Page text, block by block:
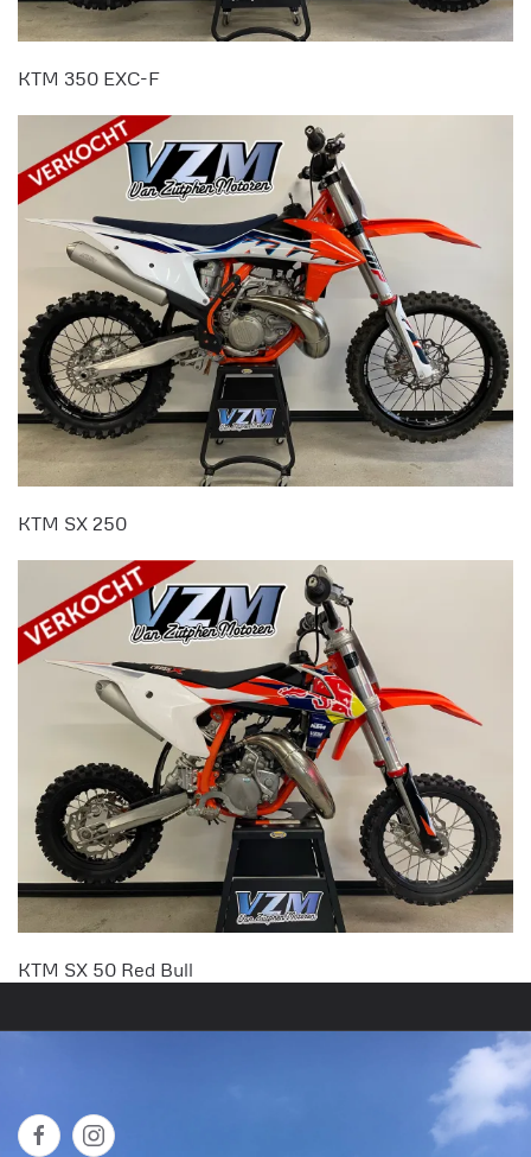
KTM 350 EXC-F
KTM SX 250
KTM SX 50 Red Bull